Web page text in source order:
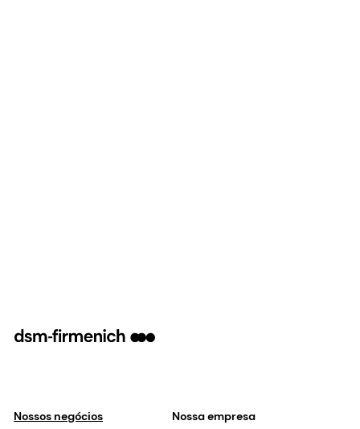
Nossos negócios Nossa empresa